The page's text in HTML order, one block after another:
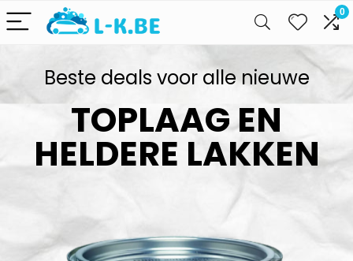
0
Beste deals voor alle nieuwe
TOPLAAG EN
HELDERE LAKKEN